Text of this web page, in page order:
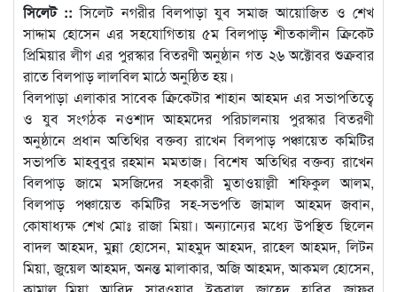
সিলেট ::সিলেট নগরীর বিলপাড়া যুব সমাজ আয়োজিত ও শেখ
সাদ্দাম হোসেন এর সহযোগিতায় ৫ম বিলপাড় শীতকালীন ক্রিকেট
প্রিমিয়ার লীগ এর পুরস্কার বিতরণী অনুষ্ঠান গত ২৬ অক্টোবর শুক্রবার
রাতে বিলপাড় লালবিল মাঠে অনুষ্ঠিত হয়।
বিলপাড়া এলাকার সাবেক ক্রিকেটার শাহান আহমদ এর সভাপতিত্বে
ও যুব সংগঠক নওশাদ আহমদের পরিচালনায় পুরস্কার বিতরণী
অনুষ্ঠানে প্রধান অতিথির বক্তব্য রাখেন বিলপাড় পঞ্চায়েত কমিটির
সভাপতি মাহবুবুর রহমান মমতাজ। বিশেষ অতিথির বক্তব্য রাখেন
বিলপাড় জামে মসজিদের সহকারী মুতাওয়াল্লী শফিকুল আলম,
বিলপাড় পঞ্চায়েত কমিটির সহ-সভপতি জামাল আহমদ জবান,
কোষাধ্যক্ষ শেখ মোঃ রাজা মিয়া। অন্যান্যের মধ্যে উপস্থিত ছিলেন
বাদল আহমদ, মুন্না হোসেন, মাহমুদ আহমদ, রাহেল আহমদ, লিটন
মিয়া, জুয়েল আহমদ, অনন্ত মালাকার, অজি আহমদ, আকমল হোসেন,